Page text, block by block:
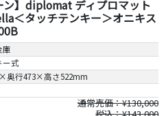
ン】diplomat ディプロマット
＜タッチテンキー＞オニキス
庫
ー式
奥行473×高さ522mm
通常売価：¥130,000